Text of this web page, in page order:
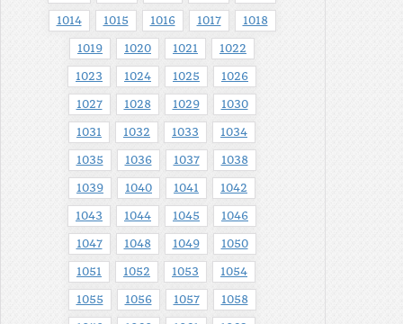
1014 1015 1016 1017 1018
1019 1020 1021 1022
1023 1024 1025 1026
1027 1028 1029 1030
1031 1032 1033 1034
1035 1036 1037 1038
1039 1040 1041 1042
1043 1044 1045 1046
1047 1048 1049 1050
1051 1052 1053 1054
1055 1056 1057 1058